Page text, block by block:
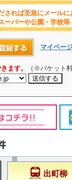
れば至急にメールに
パーや公園・学校等
マイペー
ます。
（※パケット
出町柳